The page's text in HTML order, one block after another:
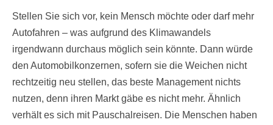
Stellen Sie sich vor, kein Mensch möchte oder darf mehr
Autofahren – was aufgrund des Klimawandels
irgendwann durchaus möglich sein könnte. Dann würde
den Automobilkonzernen, sofern sie die Weichen nicht
rechtzeitig neu stellen, das beste Management nichts
nutzen, denn ihren Markt gäbe es nicht mehr. Ähnlich
verhält es sich mit Pauschalreisen. Die Menschen haben